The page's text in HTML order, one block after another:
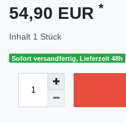
54,90 EUR *
Inhalt 1 Stück
Sofort versandfertig, Lieferzeit 48h